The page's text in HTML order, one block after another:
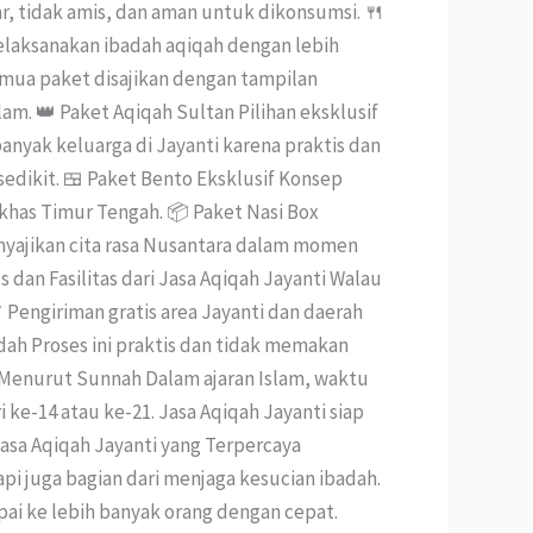
tidak amis, dan aman untuk dikonsumsi. 🍴
ibadah aqiqah dengan lebih
paket disajikan dengan tampilan
👑 Paket Aqiqah Sultan Pilihan eksklusif
keluarga di Jayanti karena praktis dan
🍱 Paket Bento Eksklusif Konsep
Timur Tengah. 📦 Paket Nasi Box
cita rasa Nusantara dalam momen
Fasilitas dari Jasa Aqiqah Jayanti Walau
gratis area Jayanti dan daerah
Proses ini praktis dan tidak memakan
Sunnah Dalam ajaran Islam, waktu
14 atau ke-21. Jasa Aqiqah Jayanti siap
Aqiqah Jayanti yang Terpercaya
juga bagian dari menjaga kesucian ibadah.
ke lebih banyak orang dengan cepat.